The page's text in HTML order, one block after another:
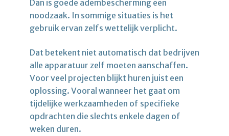
Dan is goede adembescherming een
noodzaak. In sommige situaties is het
gebruik ervan zelfs wettelijk verplicht.
Dat betekent niet automatisch dat bedrijven
alle apparatuur zelf moeten aanschaffen.
Voor veel projecten blijkt huren juist een
oplossing. Vooral wanneer het gaat om
tijdelijke werkzaamheden of specifieke
opdrachten die slechts enkele dagen of
weken duren.